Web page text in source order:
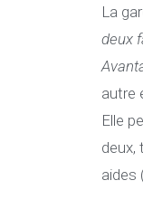
La
deux
autre
Elle
deux,
aides